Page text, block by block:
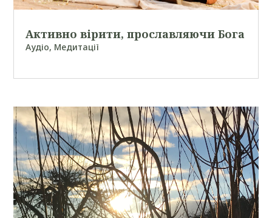
Активно вірити, прославляючи Бога
Аудіо, Медитації